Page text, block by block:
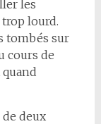
les
lourd.
tombés sur
cours de
quand
deux